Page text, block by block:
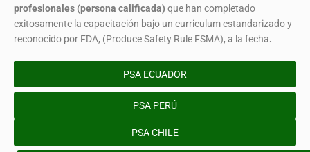
profesionales (persona calificada) que han completado
exitosamente la capacitación bajo un curriculum estandarizado y
reconocido por FDA, (Produce Safety Rule FSMA), a la fecha.
PSA ECUADOR
PSA PERÚ
PSA CHILE